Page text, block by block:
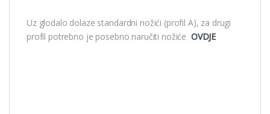
Uz glodalo dolaze standardni nožići (profil A), za drugi
profil potrebno je posebno naručiti nožiće OVDJE